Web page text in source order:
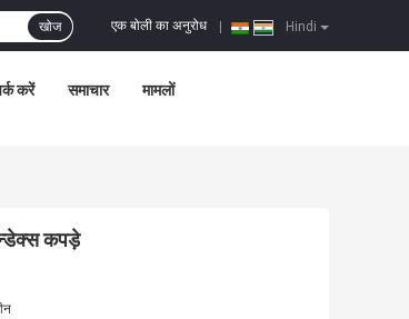
Hindi
एक बोली का अनुरोध
खोज
करें समाचार मामलों
कपड़े